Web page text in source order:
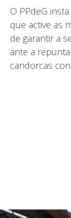
O PPdeG
que active as
de garantir a
ante a
candorcas